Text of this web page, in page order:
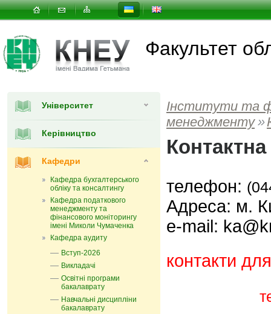
Факультет
Університет
Керівництво
Кафедри
Кафедра бухгалтерського
обліку та консалтингу
Кафедра податкового
менеджменту та
фінансового моніторингу
імені Миколи Чумаченка
Кафедра аудиту
Вступ-2026
Викладачі
Освітні програми
бакалаврату
Навчальні дисципліни
бакалаврату
Інститути та
менеджменту »
телефон:
Адреса: м.
е-mail:
контакти для